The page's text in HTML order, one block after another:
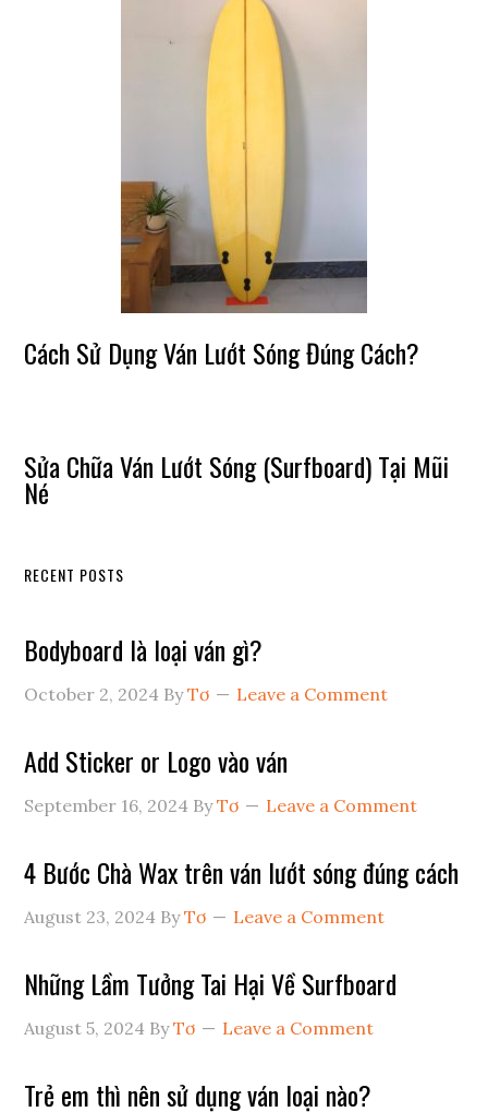
Cách Sử Dụng Ván Lướt Sóng Đúng Cách?
Sửa Chữa Ván Lướt Sóng (Surfboard) Tại Mũi
Né
RECENT POSTS
Bodyboard là loại ván gì?
October 2, 2024 ByTơ Leave a Comment
Add Sticker or Logo vào ván
September 16, 2024 ByTơ Leave a Comment
4 Bước Chà Wax trên ván lướt sóng đúng cách
August 23, 2024 ByTơ Leave a Comment
Những Lầm Tưởng Tai Hại Về Surfboard
August 5, 2024 ByTơ Leave a Comment
Trẻ em thì nên sử dụng ván loại nào?